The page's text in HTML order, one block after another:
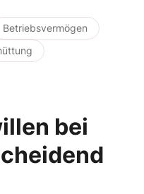
Betriebsvermögen
bei